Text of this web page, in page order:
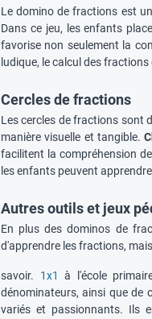
Le domino de fractions est
Dans ce jeu, les enfants
favorise non seulement la
ludique, le calcul des
Cercles de fractions
Les cercles de fractions sont
manière visuelle et tangible.
facilitent la compréhension
les enfants peuvent
Autres outils et jeux
En plus des dominos de
d'apprendre les fractions,
savoir. 1x1
à l'école
dénominateurs, ainsi que de
variés et passionnants. Ils